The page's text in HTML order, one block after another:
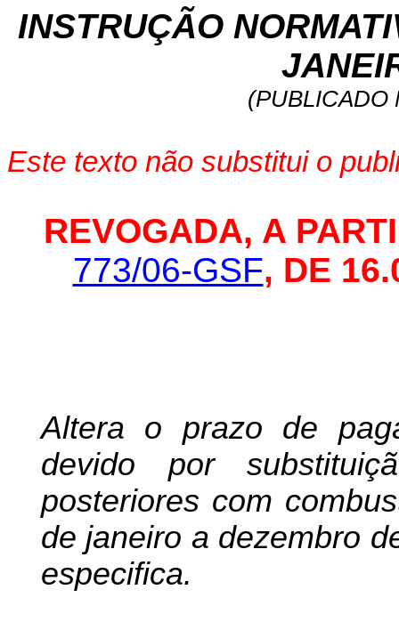
INSTRUÇÃO
(PUBLICADO
Este texto não substitui o
REVOGADA, A
773/06-GSF, DE
Altera o prazo de
devido por
posteriores com
de janeiro a dezembro
especifica.